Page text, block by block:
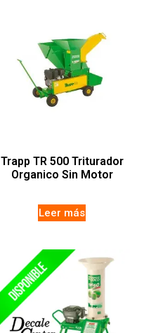
Trapp TR 500 Triturador
Organico Sin Motor
Leer más